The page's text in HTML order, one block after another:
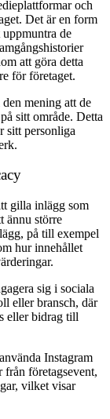
och
Det är en form
de
att göra detta
för företaget.
mening att de
sitt område. Detta
sitt personliga
gilla inlägg som
ännu större
på till exempel
hur innehållet
sig i sociala
eller bransch, där
eller bidrag till
Instagram
från företagsevent,
vilket visar